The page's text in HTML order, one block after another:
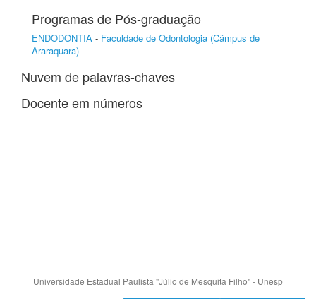
Programas de Pós-graduação
ENDODONTIA - Faculdade de Odontologia (Câmpus de
Araraquara)
Nuvem de palavras-chaves
Docente em números
Universidade Estadual Paulista "Júlio de Mesquita Filho" - Unesp